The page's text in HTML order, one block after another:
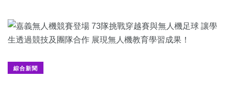
綜合新聞